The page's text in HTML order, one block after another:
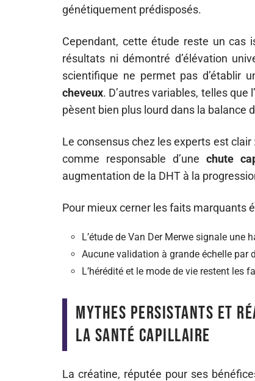
génétiquement prédisposés.
Cependant, cette étude reste un cas
résultats ni démontré d’élévation
scientifique ne permet pas d’établir
cheveux. D’autres variables, telles
pèsent bien plus lourd dans la balance
Le consensus chez les experts est clair
comme responsable d’unechute
augmentation de la DHT à la
Pour mieux cerner les faits marquants
L’étude de Van Der Merwe signale une
Aucune validation à grande échelle par
L’hérédité et le mode de vie restent les
Mythes persistants et
la santé capillaire
La créatine, réputée pour ses